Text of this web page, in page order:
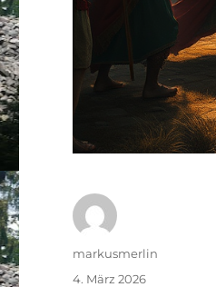
Autor
markusmerlin
Veröffentlicht
4. März 2026